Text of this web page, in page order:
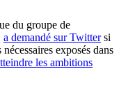
du groupe de
a demandé sur Twittersi
exposés dans
les ambitions